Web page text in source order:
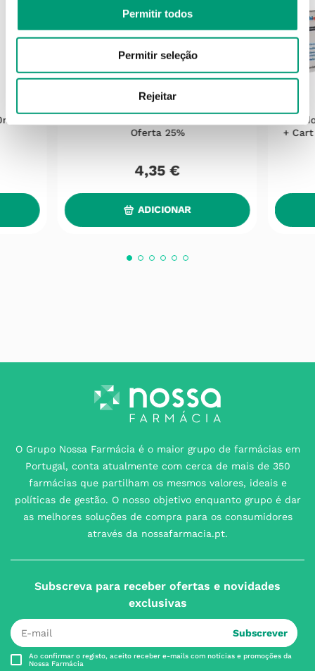
Permitir todos
Permitir seleção
Rejeitar
LIBENAR
Oferta 25%
4,35 €
ADICIONAR
+ Cart
O Grupo Nossa Farmácia é o maior grupo de farmácias em
Portugal, conta atualmente com cerca de mais de 350
farmácias que partilham os mesmos valores, ideais e
políticas de gestão. O nosso objetivo enquanto grupo é dar
as melhores soluções de compra para os consumidores
através da nossafarmacia.pt.
Subscreva para receber ofertas e novidades
exclusivas
Subscrever
Ao confirmar o registo, aceito receber e-mails com notícias e promoções da
Nossa Farmácia